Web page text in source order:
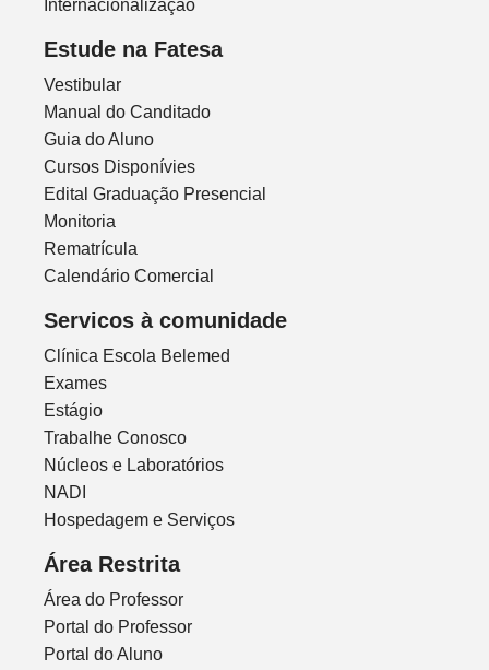
Internacionalização
Estude na Fatesa
Vestibular
Manual do Canditado
Guia do Aluno
Cursos Disponívies
Edital Graduação Presencial
Monitoria
Rematrícula
Calendário Comercial
Servicos à comunidade
Clínica Escola Belemed
Exames
Estágio
Trabalhe Conosco
Núcleos e Laboratórios
NADI
Hospedagem e Serviços
Área Restrita
Área do Professor
Portal do Professor
Portal do Aluno